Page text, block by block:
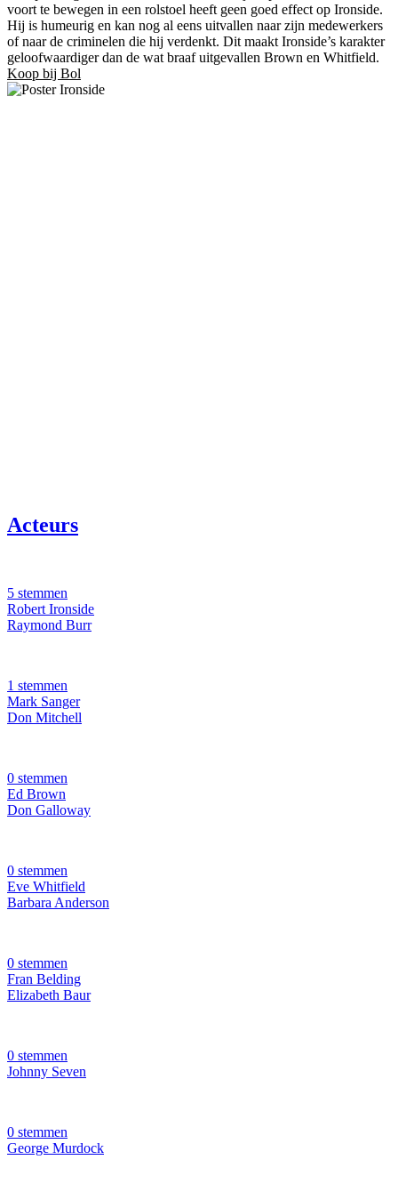
voort te bewegen in een rolstoel heeft geen goed effect op Ironside.
Hij is humeurig en kan nog al eens uitvallen naar zijn medewerkers
of naar de criminelen die hij verdenkt. Dit maakt Ironside’s karakter
geloofwaardiger dan de wat braaf uitgevallen Brown en Whitfield.
Koop bij Bol
Acteurs
5 stemmen
Robert Ironside
Raymond Burr
1 stemmen
Mark Sanger
Don Mitchell
0 stemmen
Ed Brown
Don Galloway
0 stemmen
Eve Whitfield
Barbara Anderson
0 stemmen
Fran Belding
Elizabeth Baur
0 stemmen
Johnny Seven
0 stemmen
George Murdock